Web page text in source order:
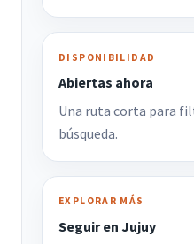
DISPONIBILIDAD
Abiertas ahora
Una ruta corta para
búsqueda.
EXPLORAR MÁS
Seguir en Jujuy